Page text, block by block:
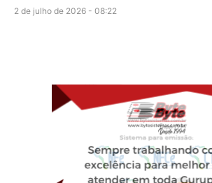
2 de julho de 2026 - 08:22